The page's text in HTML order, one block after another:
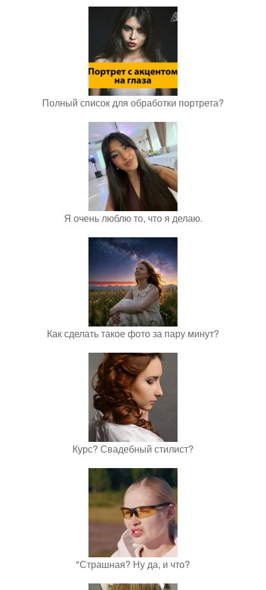
Полный список для обработки портрета?
Я очень люблю то, что я делаю.
Как сделать такое фото за пару минут?
Курс? Свадебный стилист?
"Страшная? Ну да, и что?